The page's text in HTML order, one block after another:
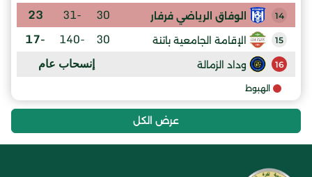
14 الوفاق الرياضي فرفار 30
-31
23
15 الإقامة الجامعية باتنة 30
-140
-17
16 وداد الزمالة إنسحاب عام
الهبوط
عرض الكل